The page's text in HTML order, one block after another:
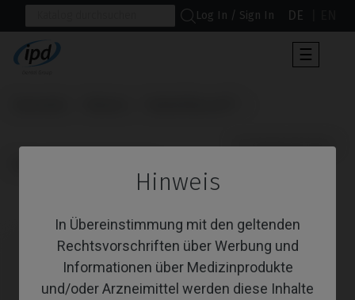
Hinweis
In Übereinstimmung mit den geltenden
Rechtsvorschriften über Werbung und
Informationen über Medizinprodukte
und/oder Arzneimittel werden diese Inhalte
Log In / Sign In DE
der
☰
                      Schraubendreher